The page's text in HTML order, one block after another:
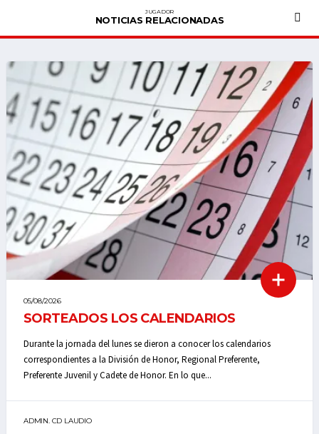
JUGADOR
NOTICIAS RELACIONADAS
05/08/2026
SORTEADOS LOS CALENDARIOS
Durante la jornada del lunes se dieron a conocer los calendarios
correspondientes a la División de Honor, Regional Preferente,
Preferente Juvenil y Cadete de Honor. En lo que...
ADMIN. CD LAUDIO